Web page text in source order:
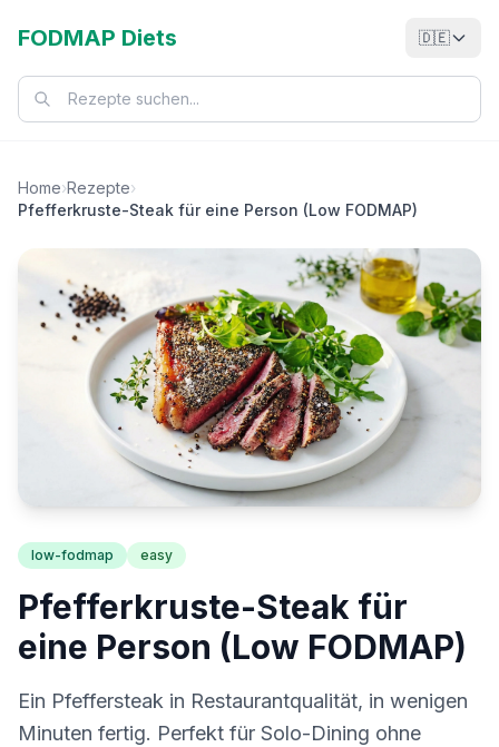
FODMAP Diets 🇩🇪
Home›Rezepte›
Pfefferkruste-Steak für eine Person (Low FODMAP)
low-fodmap easy
Pfefferkruste-Steak für
eine Person (Low FODMAP)
Ein Pfeffersteak in Restaurantqualität, in wenigen
Minuten fertig. Perfekt für Solo-Dining ohne